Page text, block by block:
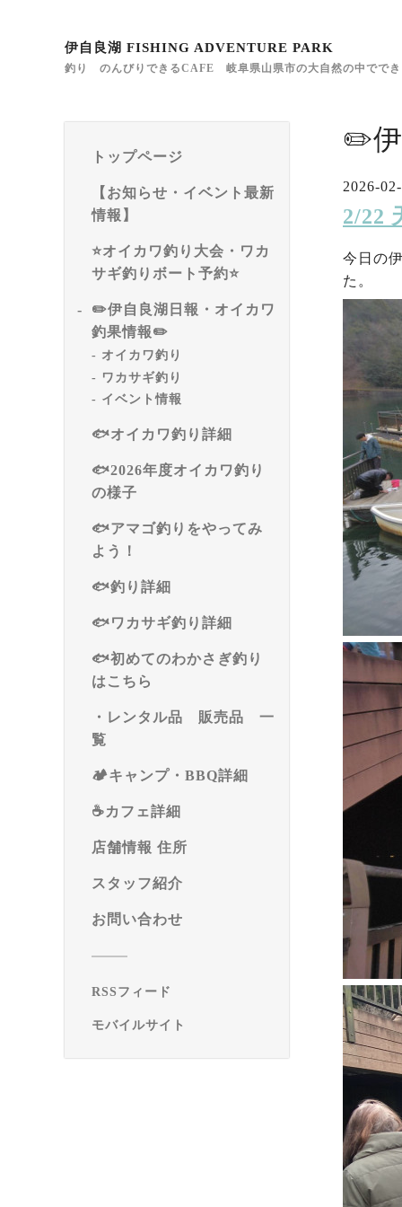
伊自良湖 FISHING ADVENTURE PARK
釣り のんびりできるCAFE 岐阜県山県市の大自然の中でで
トップページ
【お知らせ・イベント最新
情報】
⭐️オイカワ釣り大会・ワカ
サギ釣りボート予約⭐️
✏️伊自良湖日報・オイカワ
釣果情報✏️
オイカワ釣り
ワカサギ釣り
イベント情報
🐟オイカワ釣り詳細
🐟2026年度オイカワ釣り
の様子
🐟アマゴ釣りをやってみ
よう！
🐟釣り詳細
🐟ワカサギ釣り詳細
🐟初めてのわかさぎ釣り
はこちら
・レンタル品 販売品 一
覧
🏕️キャンプ・BBQ詳細
☕️カフェ詳細
店舗情報 住所
スタッフ紹介
お問い合わせ
RSSフィード
モバイルサイト
✏️伊
2026-
2/22
今日の
た。